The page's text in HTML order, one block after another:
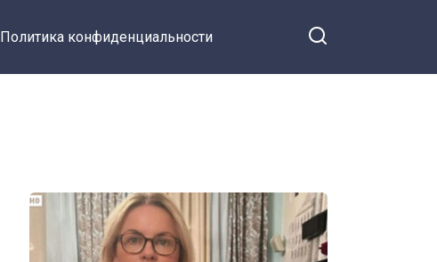
Политика конфиденциальности